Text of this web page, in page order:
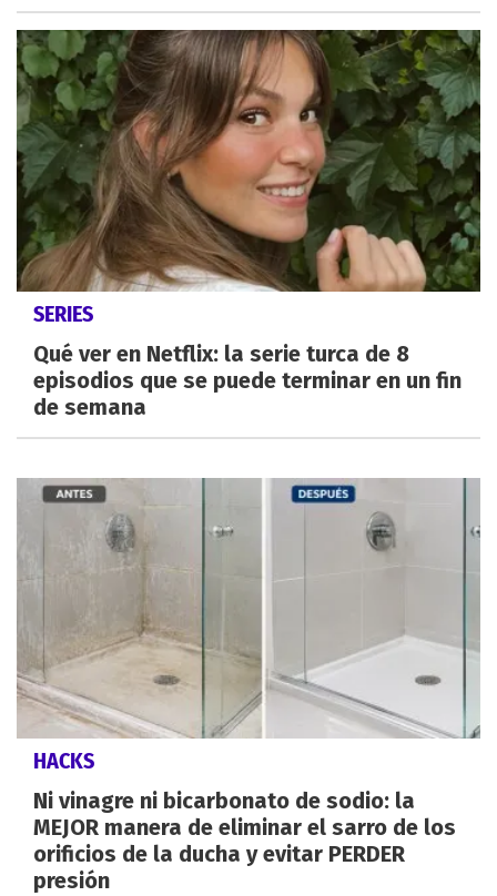
SERIES
Qué ver en Netflix: la serie turca de 8
episodios que se puede terminar en un fin
de semana
HACKS
Ni vinagre ni bicarbonato de sodio: la
MEJOR manera de eliminar el sarro de los
orificios de la ducha y evitar PERDER
presión